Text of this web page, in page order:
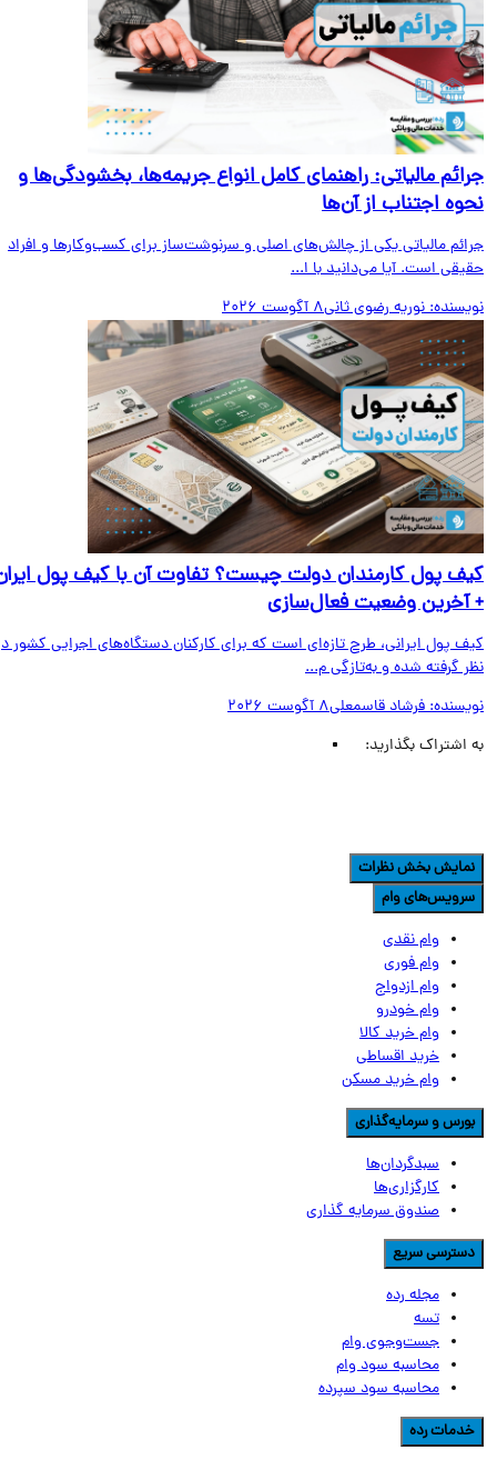
مالیاتی: راهنمای کامل انواع جریمه‌ها، بخشودگی‌ها و
اجتناب از آن‌ها
مالیاتی یکی از چالش‌های اصلی و سرنوشت‌ساز برای کسب‌وکارها و افراد
است. آیا می‌دانید با ا...
نوریه رضوی ثانی8 آگوست 2026
پول کارمندان دولت چیست؟ تفاوت آن با کیف پول ایران
وضعیت فعال‌سازی
پول ایرانی، طرح تازه‌ای است که برای کارکنان دستگاه‌های اجرایی کشور در
گرفته شده و به‌تازگی م...
فرشاد قاسمعلی8 آگوست 2026
اشتراک بگذارید:
بخش نظرات
وام
وام نقدی
وام فوری
وام ازدواج
وام خودرو
وام خرید کالا
خرید اقساطی
وام خرید مسکن
و سرمایه‌گذاری
سبدگردان‌ها
کارگزاری‌ها
صندوق سرمایه گذاری
سریع
مجله رده
تسه
جست‌وجوی وام
محاسبه سود وام
محاسبه سود سپرده
رده